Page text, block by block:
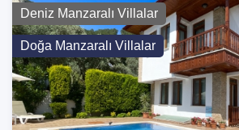
Deniz Manzaralı Villalar
Doğa Manzaralı Villalar